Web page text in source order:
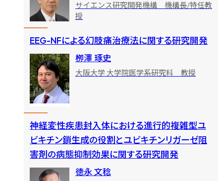
サイエンス研究開発機構 機構長/特任教
授
EEG-NFによる幻肢痛治療法に関する研究開発
栁澤 琢史
大阪大学 大学院医学系研究科 教授
神経変性疾患封入体における進行的複雑型ユ
ビキチン鎖生成の役割とユビキチンリガーゼ阻
害剤の病態抑制効果に関する研究開発
徳永 文稔